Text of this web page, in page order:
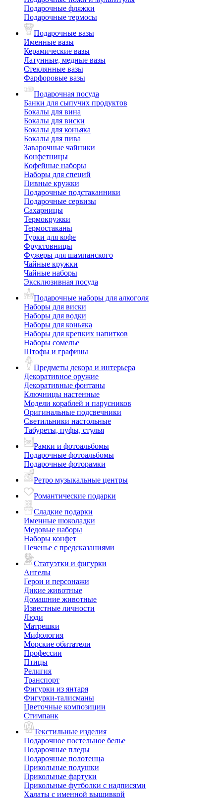
Подарочные фляжки
Подарочные термосы
Подарочные вазы
Именные вазы
Керамические вазы
Латунные, медные вазы
Стеклянные вазы
Фарфоровые вазы
Подарочная посуда
Банки для сыпучих продуктов
Бокалы для вина
Бокалы для виски
Бокалы для коньяка
Бокалы для пива
Заварочные чайники
Конфетницы
Кофейные наборы
Наборы для специй
Пивные кружки
Подарочные подстаканники
Подарочные сервизы
Сахарницы
Термокружки
Термостаканы
Турки для кофе
Фруктовницы
Фужеры для шампанского
Чайные кружки
Чайные наборы
Эксклюзивная посуда
Подарочные наборы для алкоголя
Наборы для виски
Наборы для водки
Наборы для коньяка
Наборы для крепких напитков
Наборы сомелье
Штофы и графины
Предметы декора и интерьера
Декоративное оружие
Декоративные фонтаны
Ключницы настенные
Модели кораблей и парусников
Оригинальные подсвечники
Светильники настольные
Табуреты, пуфы, стулья
Рамки и фотоальбомы
Подарочные фотоальбомы
Подарочные фоторамки
Ретро музыкальные центры
Романтические подарки
Сладкие подарки
Именные шоколадки
Медовые наборы
Наборы конфет
Печенье с предсказаниями
Статуэтки и фигурки
Ангелы
Герои и персонажи
Дикие животные
Домашние животные
Известные личности
Люди
Матрешки
Мифология
Морские обитатели
Профессии
Птицы
Религия
Транспорт
Фигурки из янтаря
Фигурки-талисманы
Цветочные композиции
Стимпанк
Текстильные изделия
Подарочное постельное белье
Подарочные пледы
Подарочные полотенца
Прикольные подушки
Прикольные фартуки
Прикольные футболки с надписями
Халаты с именной вышивкой